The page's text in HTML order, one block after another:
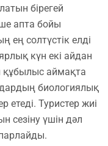
бірегей
апта бойы
ең солтүстік елді
күн екі айдан
құбылыс аймақта
биологиялық
етеді. Туристер жиі
сезіну үшін дәл